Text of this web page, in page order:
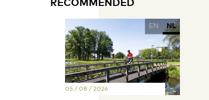
EN NL
05 / 08 / 2026